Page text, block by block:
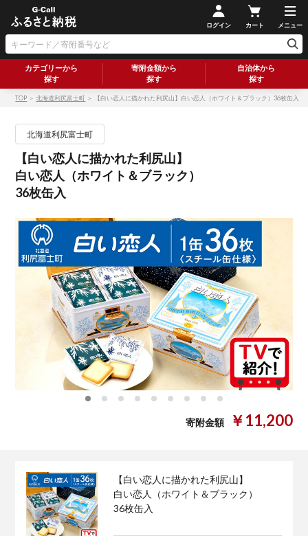
ログイン カート メニュー
カテゴリーから
探す
寄附金額から
探す
自治体から
探す
TOP ＞北海道利尻富士町 ＞ 【白い恋人に描かれた利尻山】白い恋人（ホワイト＆ブラック）36枚缶入
北海道利尻富士町
【白い恋人に描かれた利尻山】
白い恋人（ホワイト＆ブラック）
36枚缶入
寄附金額 ￥11,200
【白い恋人に描かれた利尻山】
白い恋人（ホワイト＆ブラック）
36枚缶入